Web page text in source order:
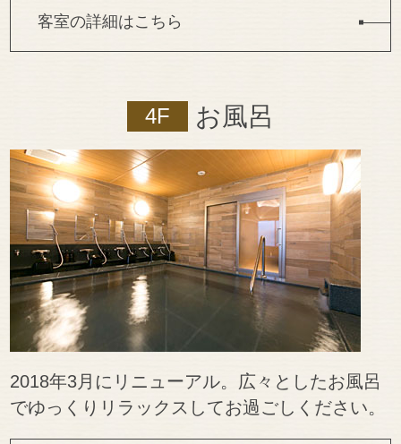
客室の詳細はこちら
4F お風呂
2018年3月にリニューアル。広々としたお風呂
でゆっくりリラックスしてお過ごしください。